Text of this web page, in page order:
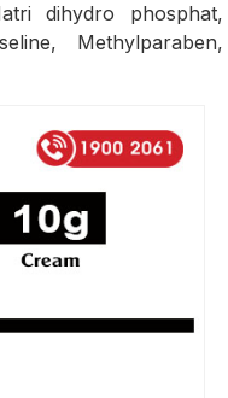
dihydro phosphat,
Methylparaben,